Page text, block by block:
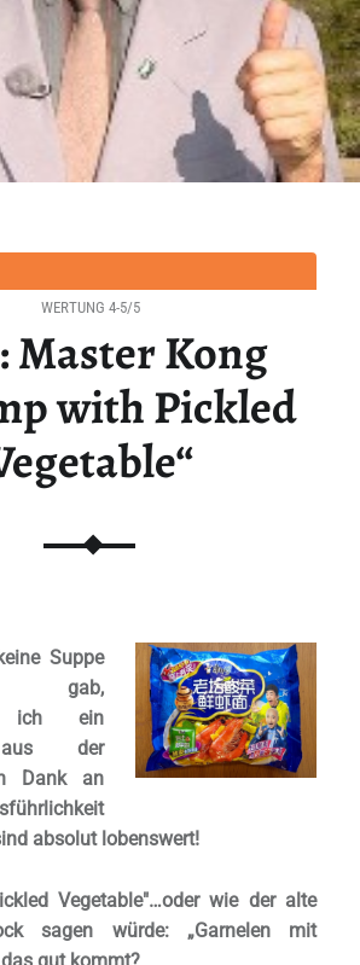
Master Kong
with Pickled
WERTUNG 4-5/5
Suppe
gab,
ich ein
aus der
Dank an
absolut lobenswert!
Vegetable"…oder wie der alte
sagen würde: „Garnelen mit